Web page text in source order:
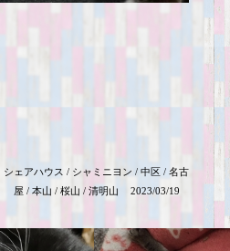
シェアハウス / シャミニヨン /中区 /名古
屋 /本山 /桜山 /清明山 2023/03/19